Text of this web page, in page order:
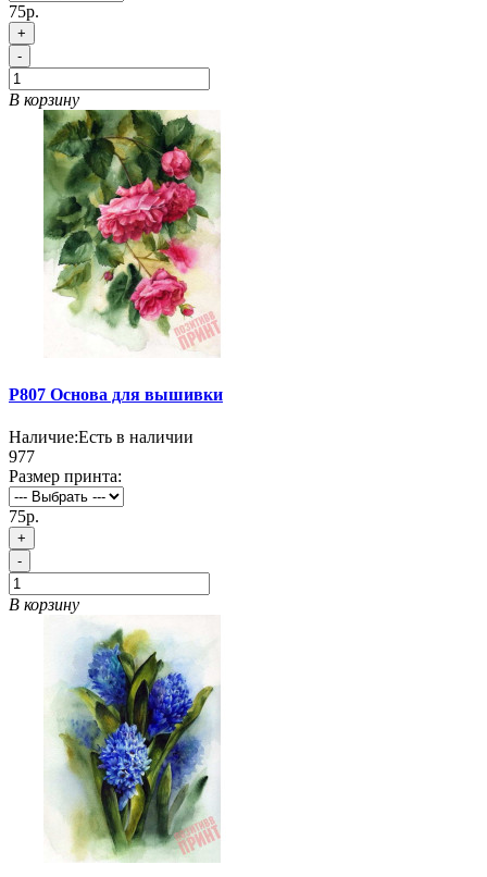
75р.
+
-
В корзину
P807 Основа для вышивки
Наличие:Есть в наличии
977
Размер принта:
75р.
+
-
В корзину